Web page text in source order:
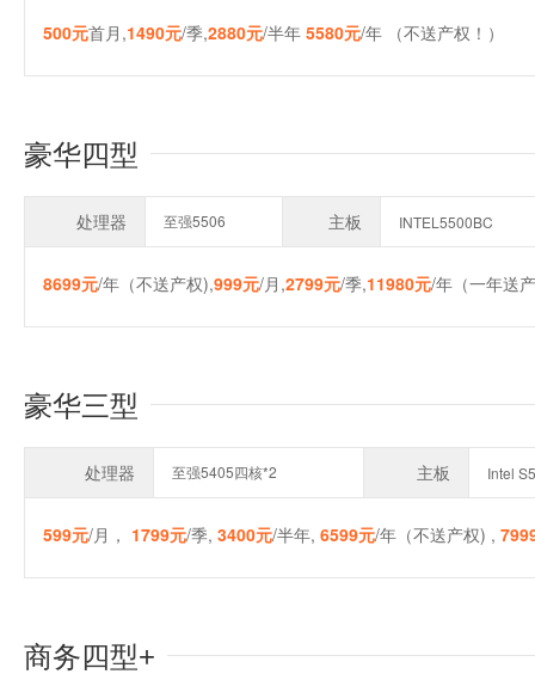
500元首月,1490元/季,2880元/半年 5580元/年 （不送产权！）
豪华四型
处理器 至强5506 主板 INTEL5500BC
8699元/年（不送产权),999元/月,2799元/季,11980元/年（一年送
豪华三型
处理器 至强5405四核*2 主板 Intel
599元/月， 1799元/季, 3400元/半年, 6599元/年（不送产权) ,
商务四型+